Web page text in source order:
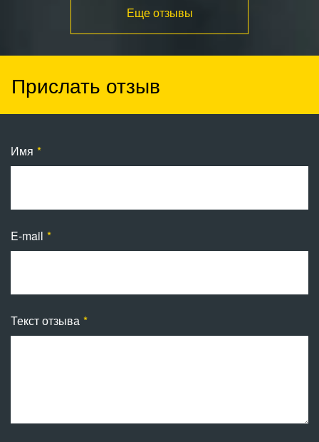
Еще отзывы
Прислать отзыв
Имя
E-mail
Текст отзыва